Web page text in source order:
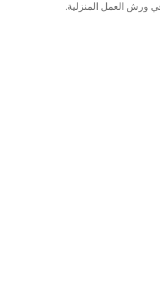
ورش العمل المنزلية.